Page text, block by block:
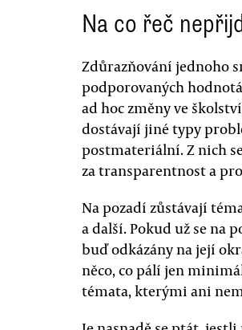
Na co řeč
Zdůrazňování jednoho
podporovaných
ad hoc změny ve
dostávají jiné typy
postmateriální. Z nich
za transparentnost a
Na pozadí zůstávají
a další. Pokud už se na
buď odkázány na její
něco, co pálí jen
témata, kterými ani